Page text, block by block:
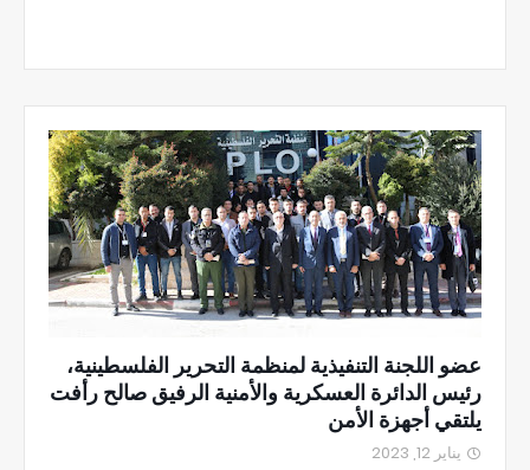
عضو اللجنة التنفيذية لمنظمة التحرير الفلسطينية،
رئيس الدائرة العسكرية والأمنية الرفيق صالح رأفت
يلتقي أجهزة الأمن
يناير 12, 2023